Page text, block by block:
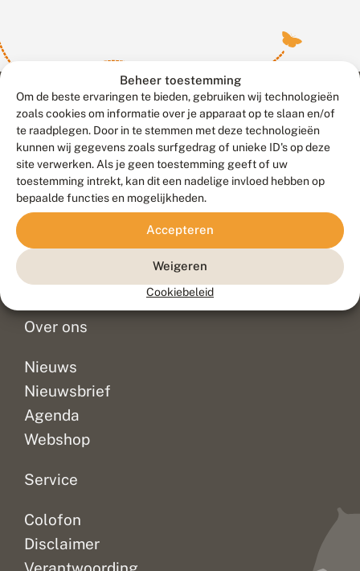
Beheer toestemming
Om de beste ervaringen te bieden, gebruiken wij technologieën
zoals cookies om informatie over je apparaat op te slaan en/of
te raadplegen. Door in te stemmen met deze technologieën
kunnen wij gegevens zoals surfgedrag of unieke ID's op deze
site verwerken. Als je geen toestemming geeft of uw
toestemming intrekt, kan dit een nadelige invloed hebben op
bepaalde functies en mogelijkheden.
Accepteren
Weigeren
Cookiebeleid
Contact
Veelgestelde vragen
Doneer
Over ons
Nieuws
Nieuwsbrief
Agenda
Webshop
Service
Colofon
Disclaimer
Meld waarnemingen© 2026 Vlinderstichting
Duurzaam ontwikkeld door
Go2People
, ontworpen door
Blue Field Agency
Privacy
Disclaimer
Sitemap